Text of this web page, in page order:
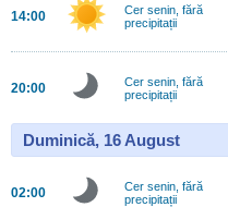
14:00
Cer senin, fără
precipitații
20:00
Cer senin, fără
precipitații
Duminică, 16 August
02:00
Cer senin, fără
precipitații